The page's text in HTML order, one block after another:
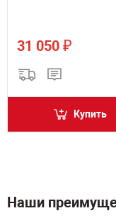
31 050 ₽
Купить
Наши